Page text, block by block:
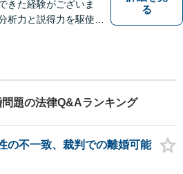
きた経験がございま
析力と説得力を駆使
る
題の法律Q&Aランキング
の不一致、裁判での離婚可能